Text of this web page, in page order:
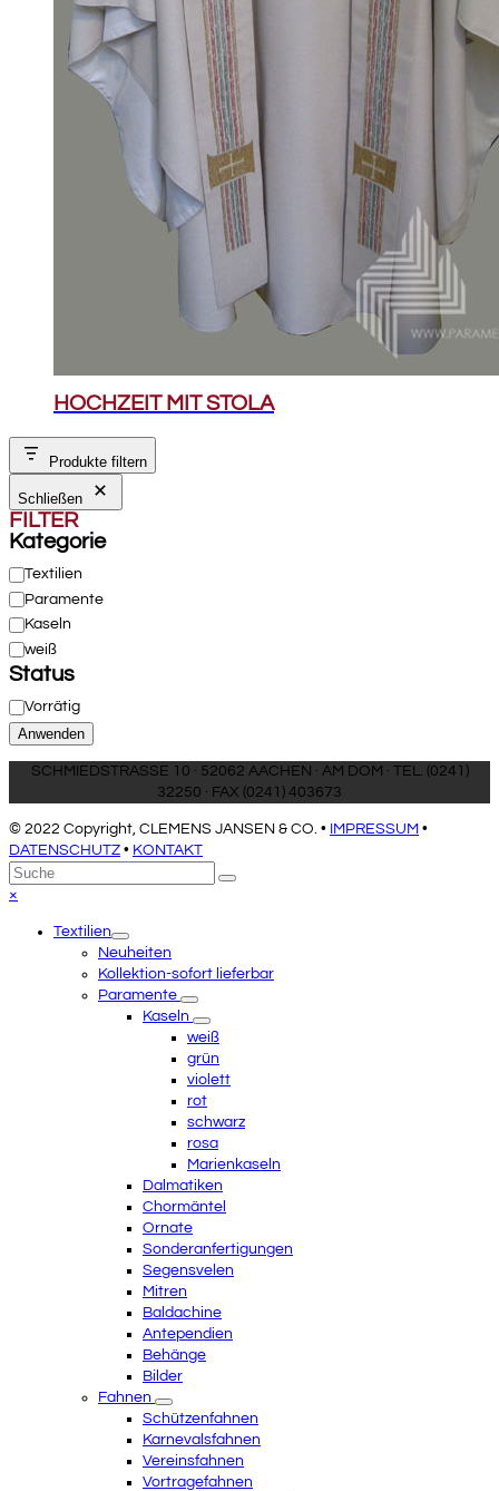
HOCHZEIT MIT STOLA
Produkte filtern
Schließen
FILTER
Kategorie
Kategorie
Textilien
Paramente
Kaseln
weiß
Status
Verfügbarkeit
Vorrätig
Anwenden
SCHMIEDSTRASSE 10 · 52062 AACHEN · AM DOM · TEL. (0241)
32250 · FAX (0241) 403673
© 2022 Copyright, CLEMENS JANSEN & CO. • IMPRESSUM •
DATENSCHUTZ • KONTAKT
An
den
scrollen
Suche
Senden
×
menuTextilien
Neuheiten
Kollektion-sofort lieferbar
Paramente
Kaseln
weiß
grün
violett
rot
schwarz
rosa
Marienkaseln
Dalmatiken
Chormäntel
Ornate
Sonderanfertigungen
Segensvelen
Mitren
Baldachine
Antependien
Behänge
Bilder
Fahnen
Schützenfahnen
Karnevalsfahnen
Vereinsfahnen
Vortragefahnen